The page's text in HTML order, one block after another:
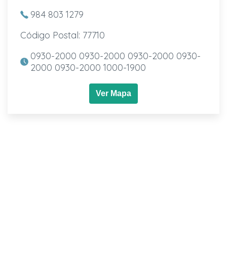
984 803 1279
Código Postal: 77710
0930-2000 0930-2000 0930-2000 0930-
2000 0930-2000 1000-1900
Ver Mapa